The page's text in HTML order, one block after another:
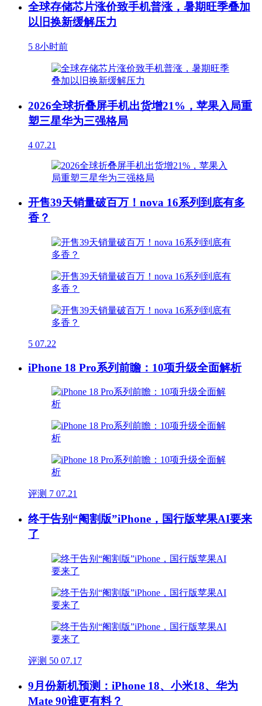
全球存储芯片涨价致手机普涨，暑期旺季叠加
以旧换新缓解压力
5 8小时前
2026全球折叠屏手机出货增21%，苹果入局重
塑三星华为三强格局
4 07.21
开售39天销量破百万！nova 16系列到底有多
香？
5 07.22
iPhone 18 Pro系列前瞻：10项升级全面解析
评测 7 07.21
终于告别“阉割版”iPhone，国行版苹果AI要来
了
评测 50 07.17
9月份新机预测：iPhone 18、小米18、华为
Mate 90谁更有料？